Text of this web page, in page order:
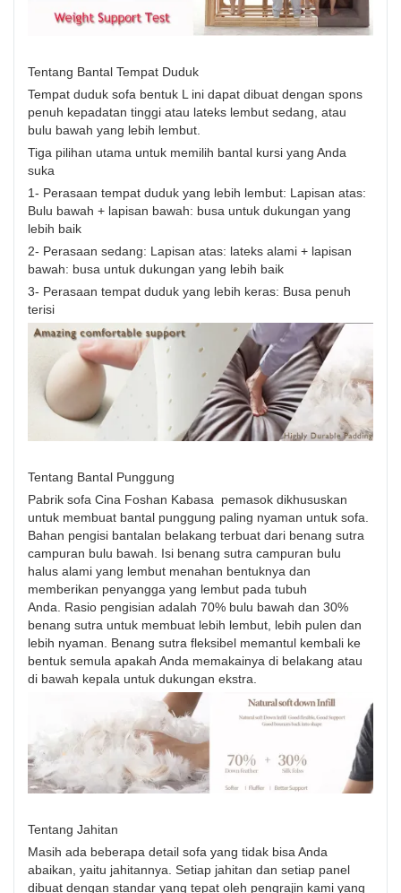
Tentang Bantal Tempat Duduk
Tempat duduk sofa bentuk L ini dapat dibuat dengan spons
penuh kepadatan tinggi atau lateks lembut sedang, atau
bulu bawah yang lebih lembut.
Tiga pilihan utama untuk memilih bantal kursi yang Anda
suka
1- Perasaan tempat duduk yang lebih lembut: Lapisan atas:
Bulu bawah + lapisan bawah: busa untuk dukungan yang
lebih baik
2- Perasaan sedang: Lapisan atas: lateks alami + lapisan
bawah: busa untuk dukungan yang lebih baik
3- Perasaan tempat duduk yang lebih keras: Busa penuh
terisi
Tentang Bantal Punggung
Pabrik sofa Cina Foshan Kabasa pemasok dikhususkan
untuk membuat bantal punggung paling nyaman untuk sofa.
Bahan pengisi bantalan belakang terbuat dari benang sutra
campuran bulu bawah. Isi benang sutra campuran bulu
halus alami yang lembut menahan bentuknya dan
memberikan penyangga yang lembut pada tubuh
Anda. Rasio pengisian adalah 70% bulu bawah dan 30%
benang sutra untuk membuat lebih lembut, lebih pulen dan
lebih nyaman. Benang sutra fleksibel memantul kembali ke
bentuk semula apakah Anda memakainya di belakang atau
di bawah kepala untuk dukungan ekstra.
Tentang Jahitan
Masih ada beberapa detail sofa yang tidak bisa Anda
abaikan, yaitu jahitannya. Setiap jahitan dan setiap panel
dibuat dengan standar yang tepat oleh pengrajin kami yang